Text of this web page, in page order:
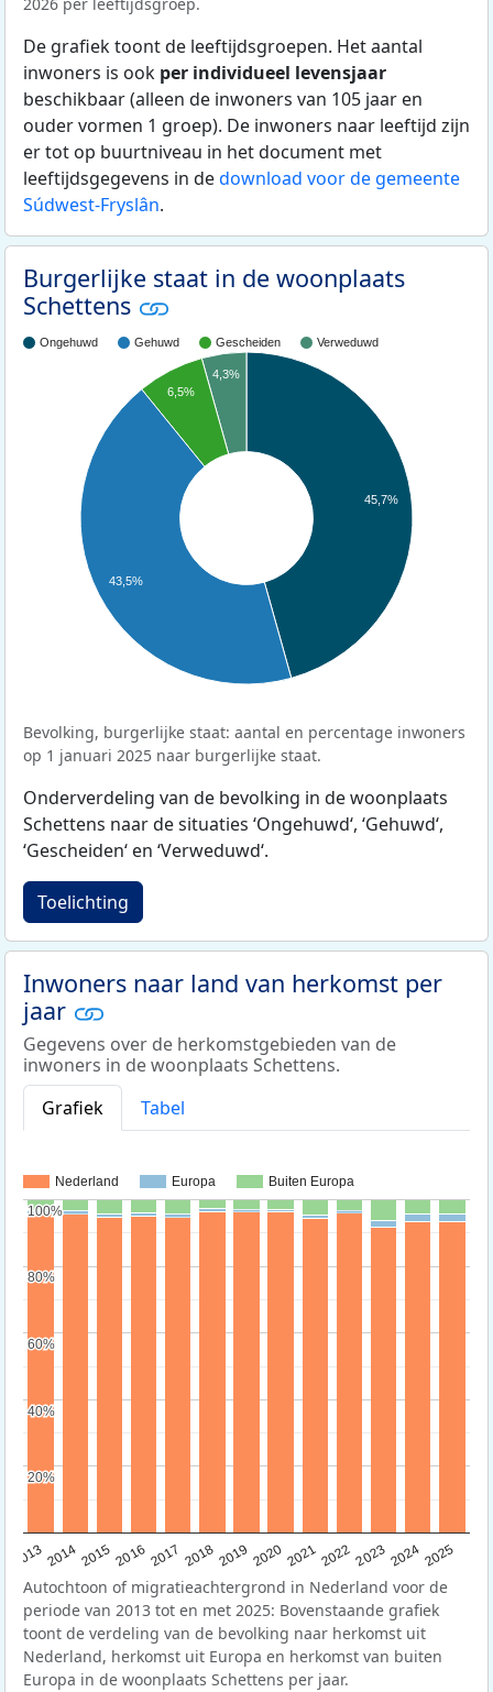
De grafiek toont de leeftijdsgroepen. Het aantal
inwoners is ook per individueel levensjaar
beschikbaar (alleen de inwoners van 105 jaar en
ouder vormen 1 groep). De inwoners naar leeftijd zijn
er tot op buurtniveau in het document met
leeftijdsgegevens in dedownload voor de gemeente
Súdwest-Fryslân.
Burgerlijke staat in de woonplaats
Schettens
Ongehuwd Gehuwd Gescheiden Verweduwd
45,7%
4,3%
6,5%
43,5%
Bevolking, burgerlijke staat: aantal en percentage inwoners
op 1 januari 2025 naar burgerlijke staat.
Onderverdeling van de bevolking in de woonplaats
Schettens naar de situaties ‘Ongehuwd‘, ‘Gehuwd‘,
‘Gescheiden‘ en ‘Verweduwd‘.
Toelichting
Inwoners naar land van herkomst per
jaar
Gegevens over de herkomstgebieden van de
inwoners in de woonplaats Schettens.
Grafiek
Tabel
Nederland Europa Buiten Europa
20132014201520162017 20182019 202020212022202320242025
20%
20%
40%
40%
60%
60%
80%
80%
100%
100%
Autochtoon of migratieachtergrond in Nederland voor de
periode van 2013 tot en met 2025: Bovenstaande grafiek
toont de verdeling van de bevolking naar herkomst uit
Nederland, herkomst uit Europa en herkomst van buiten
Europa in de woonplaats Schettens per jaar.